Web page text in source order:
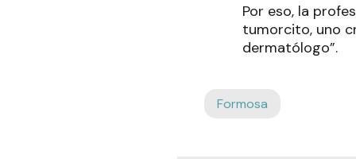
Por eso, la
tumorcito, uno
dermatólogo”.
Formosa